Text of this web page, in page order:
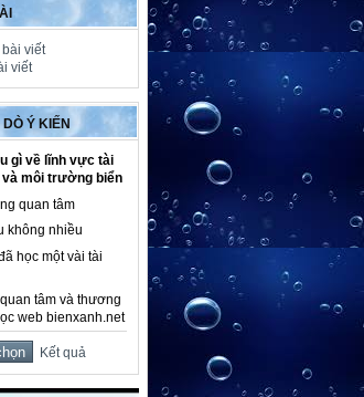
viết
viết
Ý KIẾN
gì về lĩnh vực tài
và môi trường biển
quan tâm
không nhiều
học một vài tài
tâm và thương
web bienxanh.net
Kết quả